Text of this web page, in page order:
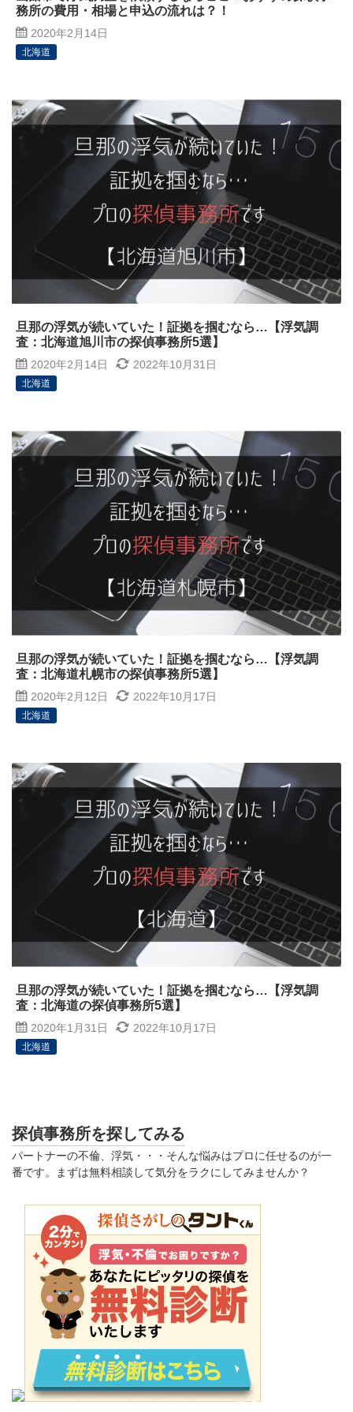
務所の費用・相場と申込の流れは？！
2020年2月14日
北海道
旦那の浮気が続いていた！証拠を掴むなら…【浮気調
査：北海道旭川市の探偵事務所5選】
2020年2月14日 2022年10月31日
北海道
旦那の浮気が続いていた！証拠を掴むなら…【浮気調
査：北海道札幌市の探偵事務所5選】
2020年2月12日 2022年10月17日
北海道
旦那の浮気が続いていた！証拠を掴むなら…【浮気調
査：北海道の探偵事務所5選】
2020年1月31日 2022年10月17日
北海道
探偵事務所を探してみる
パートナーの不倫、浮気・・・そんな悩みはプロに任せるのが一
番です。まずは無料相談して気分をラクにしてみませんか？